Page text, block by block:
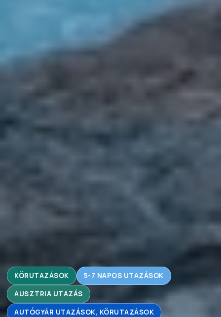
KÖRUTAZÁSOK 5-7 NAPOS UTAZÁSOK
AUSZTRIA UTAZÁS
AUTÓGYÁR UTAZÁSOK, KÖRUTAZÁSOK